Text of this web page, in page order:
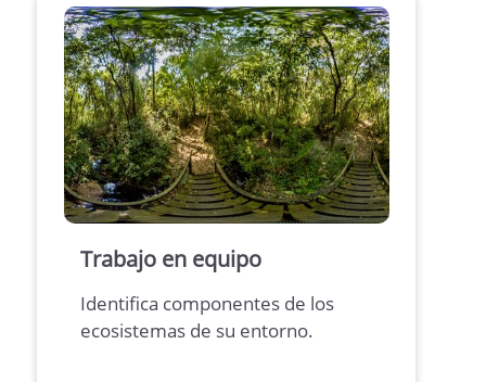
Trabajo en equipo
Identifica componentes de los
ecosistemas de su entorno.